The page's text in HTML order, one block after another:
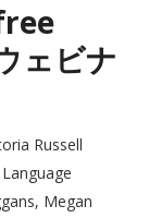
ェビナ
Russell
Megan